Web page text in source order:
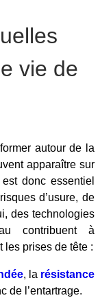
vie de
autour de la
apparaître sur
donc essentiel
d’usure, de
des technologies
contribuent à
les prises de tête :
, la résistance
de l’entartrage.